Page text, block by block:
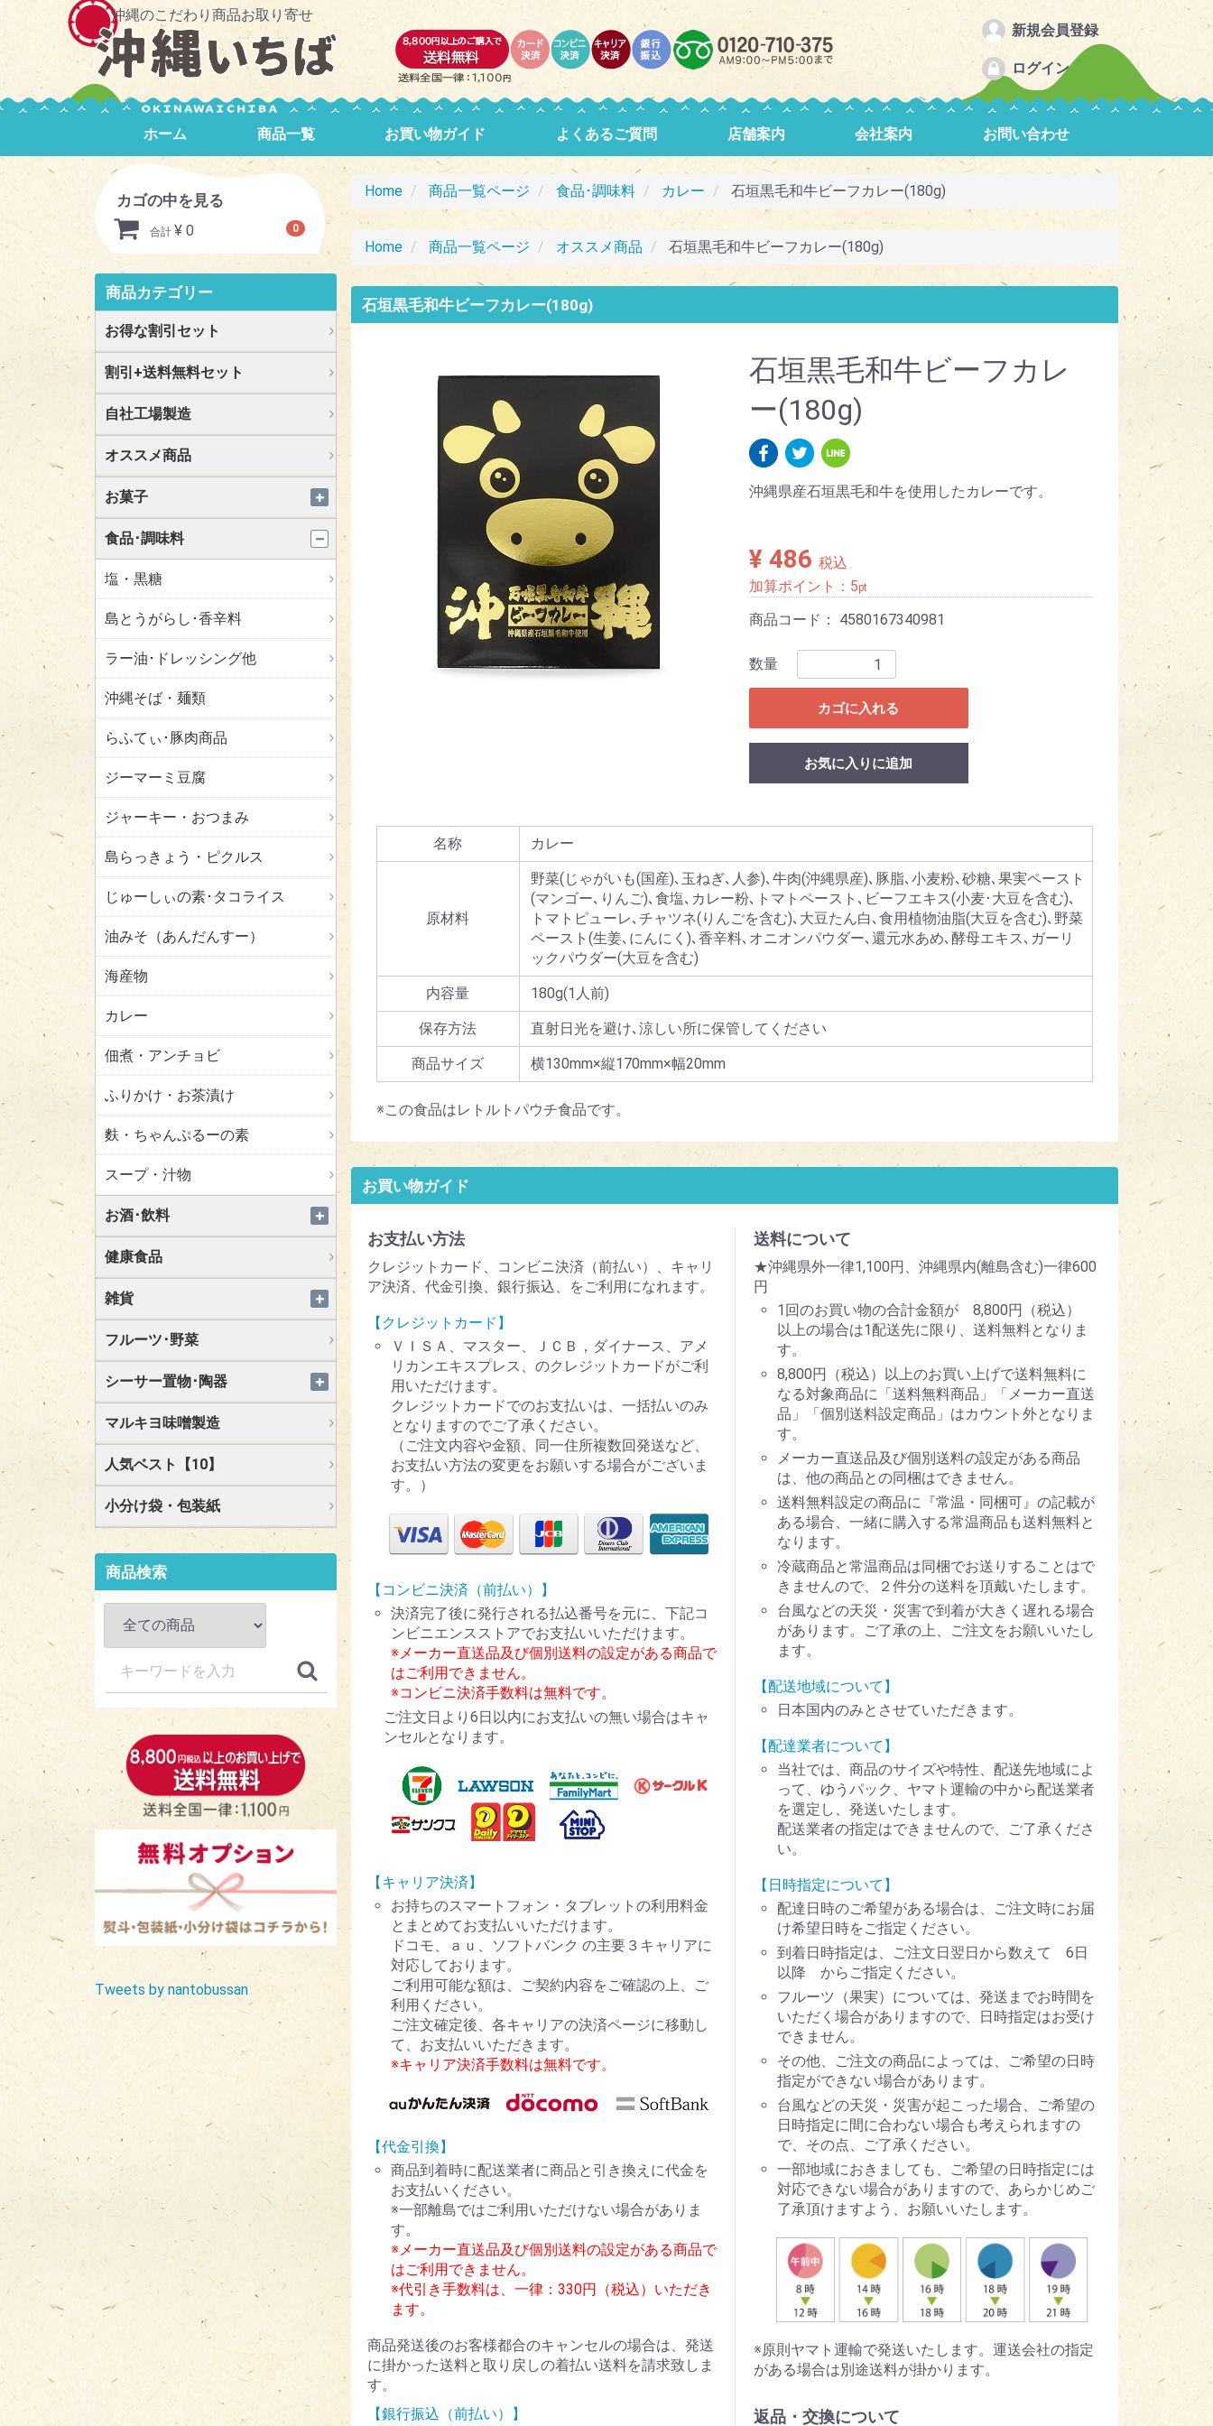
沖縄のこだわり商品お取り寄せ
新規会員登録
ログイン
ホーム 商品一覧 お買い物ガイド よくあるご質問 店舗案内 会社案内 お問い合わせ
カゴの中を見る
0
合計 ¥ 0
商品カテゴリー
お得な割引セット
割引+送料無料セット
自社工場製造
オススメ商品
お菓子
食品･調味料
塩・黒糖
島とうがらし･香辛料
ラー油･ドレッシング他
沖縄そば・麺類
らふてぃ･豚肉商品
ジーマーミ豆腐
ジャーキー・おつまみ
島らっきょう・ピクルス
じゅーしぃの素･タコライス
油みそ（あんだんすー）
海産物
カレー
佃煮・アンチョビ
ふりかけ・お茶漬け
麩・ちゃんぷるーの素
スープ・汁物
お酒･飲料
健康食品
雑貨
フルーツ･野菜
シーサー置物･陶器
マルキヨ味噌製造
人気ベスト【10】
小分け袋・包装紙
商品検索
Tweets by nantobussan
Home 商品一覧ページ 食品･調味料 カレー 石垣黒毛和牛ビーフカレー(180g)
Home 商品一覧ページ オススメ商品 石垣黒毛和牛ビーフカレー(180g)
石垣黒毛和牛ビーフカレー(180g)
石垣黒毛和牛ビーフカレ
ー(180g)
沖縄県産石垣黒毛和牛を使用したカレーです。
¥ 486 税込
加算ポイント： 5pt
商品コード： 4580167340981
数量
カゴに入れる
お気に入りに追加
名称 カレー
原材料
野菜(じゃがいも(国産)､玉ねぎ､人参)､牛肉(沖縄県産)､豚脂､小麦粉､砂糖､果実ペースト
(マンゴー､りんご)､食塩､カレー粉､トマトペースト､ビーフエキス(小麦･大豆を含む)､
トマトピューレ､チャツネ(りんごを含む)､大豆たん白､食用植物油脂(大豆を含む)､野菜
ペースト(生姜､にんにく)､香辛料､オニオンパウダー､還元水あめ､酵母エキス､ガーリ
ックパウダー(大豆を含む)
内容量 180g(1人前)
保存方法 直射日光を避け､涼しい所に保管してください
商品サイズ 横130mm×縦170mm×幅20mm
※この食品はレトルトパウチ食品です。
お買い物ガイド
お支払い方法
クレジットカード、コンビニ決済（前払い）、キャリ
ア決済、代金引換、銀行振込、をご利用になれます。
【クレジットカード】
ＶＩＳＡ、マスター、ＪＣＢ，ダイナース、アメ
リカンエキスプレス、のクレジットカードがご利
用いただけます。
クレジットカードでのお支払いは、一括払いのみ
となりますのでご了承ください。
（ご注文内容や金額、同一住所複数回発送など、
お支払い方法の変更をお願いする場合がございま
す。）
【コンビニ決済（前払い）】
決済完了後に発行される払込番号を元に、下記コ
ンビニエンスストアでお支払いいただけます。
※メーカー直送品及び個別送料の設定がある商品で
はご利用できません。
※コンビニ決済手数料は無料です。
ご注文日より6日以内にお支払いの無い場合はキャ
ンセルとなります。
【キャリア決済】
お持ちのスマートフォン・タブレットの利用料金
とまとめてお支払いいただけます。
ドコモ、ａｕ、ソフトバンク の主要３キャリアに
対応しております。
ご利用可能な額は、ご契約内容をご確認の上、ご
利用ください。
ご注文確定後、各キャリアの決済ページに移動し
て、お支払いいただきます。
※キャリア決済手数料は無料です。
【代金引換】
商品到着時に配送業者に商品と引き換えに代金を
お支払いください。
※一部離島ではご利用いただけない場合がありま
す。
※メーカー直送品及び個別送料の設定がある商品で
はご利用できません。
※代引き手数料は、一律：330円（税込）いただき
ます。
商品発送後のお客様都合のキャンセルの場合は、発送
に掛かった送料と取り戻しの着払い送料を請求致しま
す。
【銀行振込（前払い）】
送料について
★沖縄県外一律1,100円、沖縄県内(離島含む)一律600
円
1回のお買い物の合計金額が 8,800円（税込）
以上の場合は1配送先に限り、送料無料となりま
す。
8,800円（税込）以上のお買い上げで送料無料に
なる対象商品に「送料無料商品」「メーカー直送
品」「個別送料設定商品」はカウント外となりま
す。
メーカー直送品及び個別送料の設定がある商品
は、他の商品との同梱はできません。
送料無料設定の商品に『常温・同梱可』の記載が
ある場合、一緒に購入する常温商品も送料無料と
なります。
冷蔵商品と常温商品は同梱でお送りすることはで
きませんので、２件分の送料を頂戴いたします。
台風などの天災・災害で到着が大きく遅れる場合
があります。ご了承の上、ご注文をお願いいたし
ます。
【配送地域について】
日本国内のみとさせていただきます。
【配達業者について】
当社では、商品のサイズや特性、配送先地域によ
って、ゆうパック、ヤマト運輸の中から配送業者
を選定し、発送いたします。
配送業者の指定はできませんので、ご了承くださ
い。
【日時指定について】
配達日時のご希望がある場合は、ご注文時にお届
け希望日時をご指定ください。
到着日時指定は、ご注文日翌日から数えて 6日
以降 からご指定ください。
フルーツ（果実）については、発送までお時間を
いただく場合がありますので、日時指定はお受け
できません。
その他、ご注文の商品によっては、ご希望の日時
指定ができない場合があります。
台風などの天災・災害が起こった場合、ご希望の
日時指定に間に合わない場合も考えられますの
で、その点、ご了承ください。
一部地域におきましても、ご希望の日時指定には
対応できない場合がありますので、あらかじめご
了承頂けますよう、お願いいたします。
※原則ヤマト運輸で発送いたします。運送会社の指定
がある場合は別途送料が掛かります。
返品・交換について